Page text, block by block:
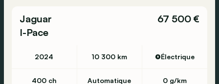
Garantie
Garantie: Hedin Certified Garantie 12mnd
Jaguar
I-Pace
67 500 €
2024 10 300 km Électrique
400 ch Automatique 0 g/km